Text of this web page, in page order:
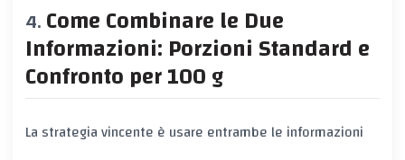
Come Combinare le Due
Informazioni: Porzioni Standard e
Confronto per 100 g
La strategia vincente è usare entrambe le informazioni